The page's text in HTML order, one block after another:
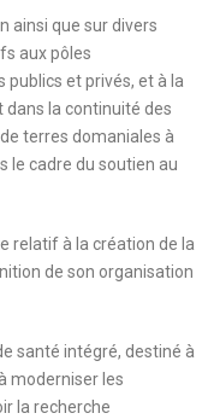
ainsi que sur divers
aux pôles
publics et privés, et à la
dans la continuité des
terres domaniales à
le cadre du soutien au
relatif à la création de la
de son organisation
santé intégré, destiné à
moderniser les
la recherche